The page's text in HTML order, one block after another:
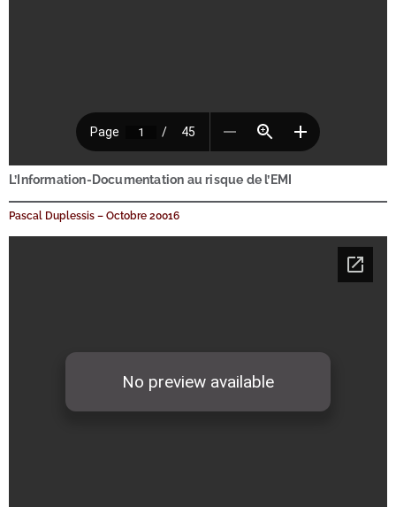
L’Information-Documentation au risque de l’EMI
Pascal Duplessis – Octobre 20016